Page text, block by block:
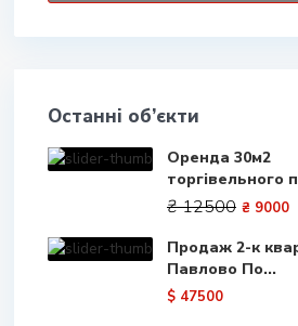
Останні об’єкти
Оренда 30м2
торгівельного
₴ 12500 ₴ 9000
Продаж 2-к
Павлово По...
$ 47500